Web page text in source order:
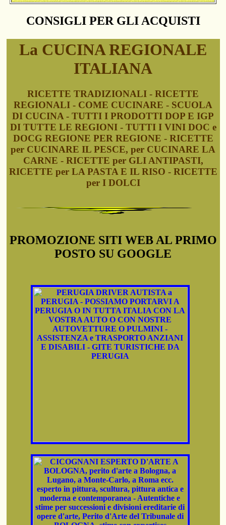
CONSIGLI PER GLI ACQUISTI
La CUCINA REGIONALE
ITALIANA
RICETTE TRADIZIONALI - RICETTE
REGIONALI - COME CUCINARE - SCUOLA
DI CUCINA - TUTTI I PRODOTTI DOP E IGP
DI TUTTE LE REGIONI - TUTTI I VINI DOC e
DOCG REGIONE PER REGIONE - RICETTE
per CUCINARE IL PESCE, per CUCINARE LA
CARNE - RICETTE per GLI ANTIPASTI,
RICETTE per LA PASTA E IL RISO - RICETTE
per I DOLCI
PROMOZIONE SITI WEB AL PRIMO
POSTO SU GOOGLE